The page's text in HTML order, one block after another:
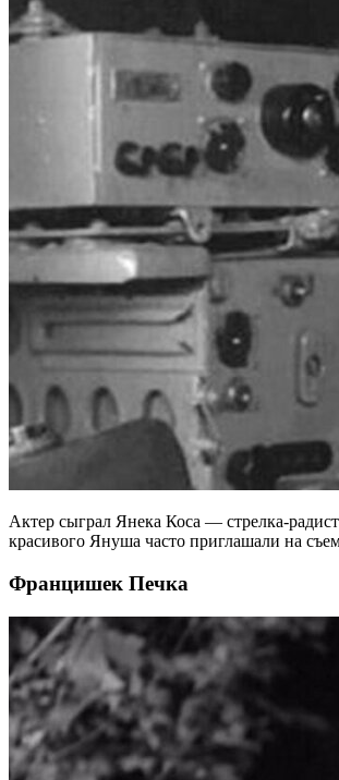
Актер сыграл Янека Коса — стрелка-
красивого Януша часто приглашали на
Францишек Печка